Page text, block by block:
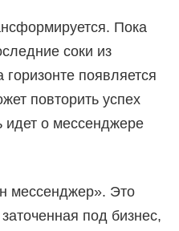
Пока
соки из
горизонте появляется
повторить успех
идет о мессенджере
мессенджер». Это
под бизнес,